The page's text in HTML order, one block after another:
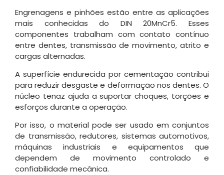
Engrenagens e pinhões estão entre as aplicações
mais conhecidas do DIN 20MnCr5. Esses
componentes trabalham com contato contínuo
entre dentes, transmissão de movimento, atrito e
cargas alternadas.
A superfície endurecida por cementação contribui
para reduzir desgaste e deformação nos dentes. O
núcleo tenaz ajuda a suportar choques, torções e
esforços durante a operação.
Por isso, o material pode ser usado em conjuntos
de transmissão, redutores, sistemas automotivos,
máquinas industriais e equipamentos que
dependem de movimento controlado e
confiabilidade mecânica.